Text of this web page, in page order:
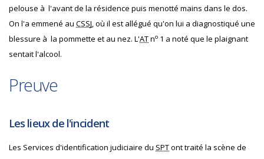
pelouse à l'avant de la résidence puis menotté mains dans le dos.
On l'a emmené au CSSJ, où il est allégué qu'on lui a diagnostiqué une
blessure à la pommette et au nez. L'ATno 1 a noté que le plaignant
sentait l'alcool.
Preuve
Les lieux de l'incident
Les Services d'identification judiciaire du SPTont traité la scène de